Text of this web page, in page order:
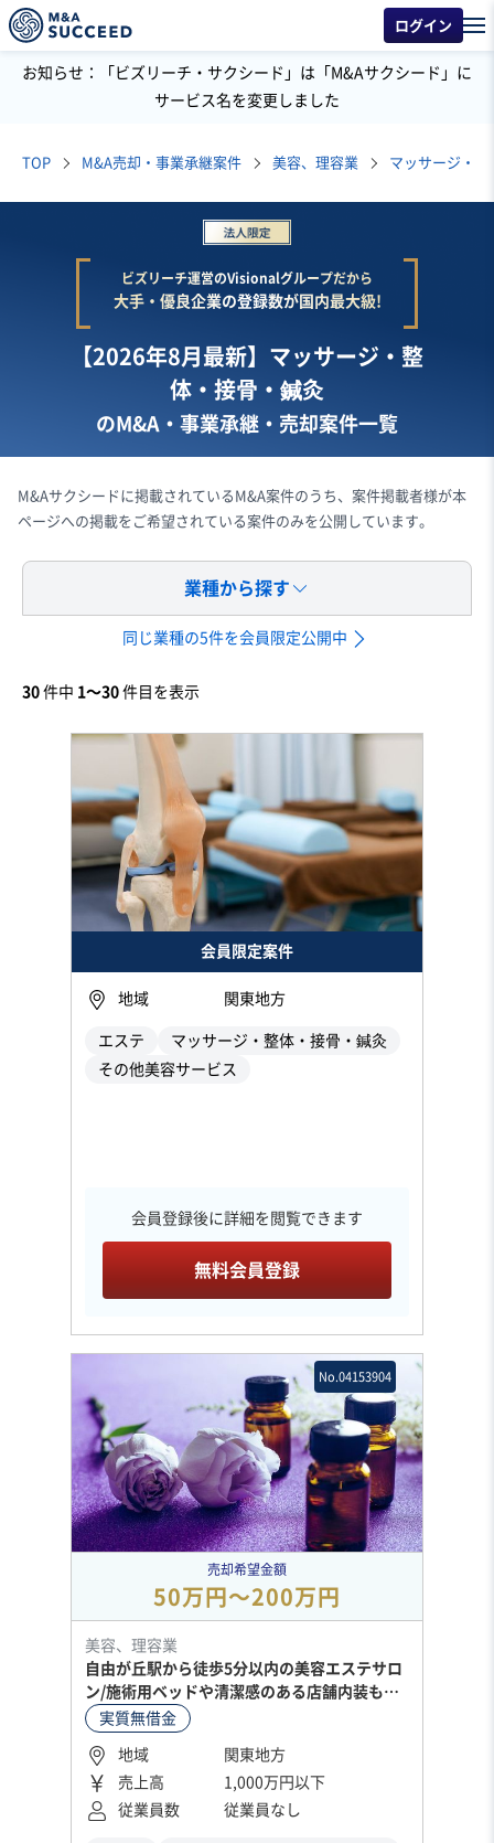
ログイン
お知らせ：「ビズリーチ・サクシード」は「M&Aサクシード」に
サービス名を変更しました
TOP M&A売却・事業承継案件 美容、理容業 マッサージ・
ビズリーチ運営のVisionalグループだから
大手・優良企業の登録数が国内最大級!
【2026年8月最新】マッサージ・整
体・接骨・鍼灸
のM&A・事業承継・売却案件一覧
M&Aサクシードに掲載されているM&A案件のうち、案件掲載者様が本
ページへの掲載をご希望されている案件のみを公開しています。
業種から探す
同じ業種の5件を会員限定公開中
30 件中 1〜30 件目を表示
会員限定案件
地域 関東地方
エステ
マッサージ・整体・接骨・鍼灸
その他美容サービス
会員登録後に詳細を閲覧できます
無料会員登録
No.04153904
売却希望金額
50万円〜200万円
美容、理容業
自由が丘駅から徒歩5分以内の美容エステサロ
ン/施術用ベッドや清潔感のある店舗内装も引
継ぎ可
実質無借金
地域
関東地方
売上高
1,000万円以下
従業員数
従業員なし